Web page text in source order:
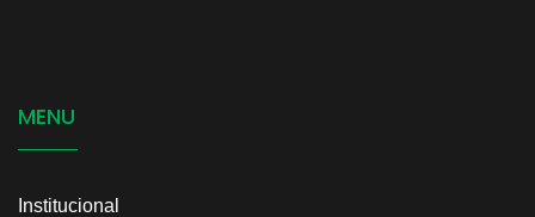
MENU
Institucional